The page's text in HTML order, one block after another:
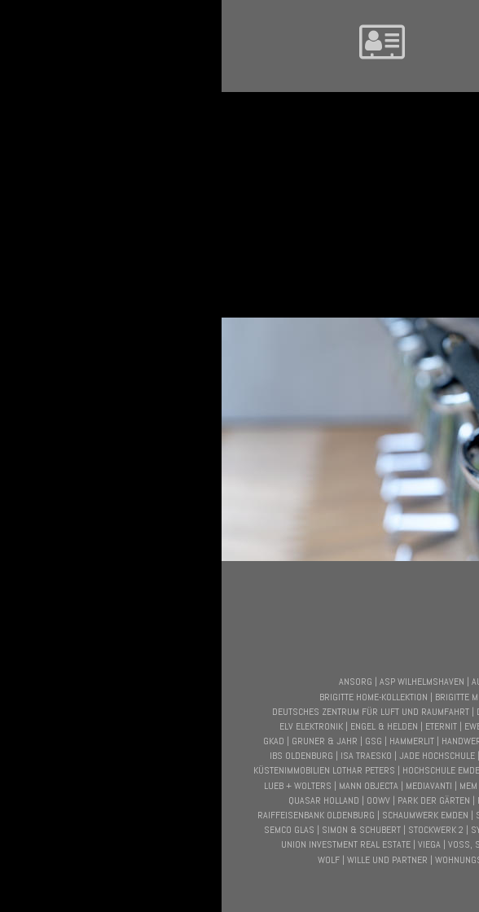
ANSORG | ASP WILHELMSHAVEN |
BRIGITTE HOME-KOLLEKTION | BRIGITTE
DEUTSCHES ZENTRUM FÜR LUFT UND RAUMFAHRT
ELV ELEKTRONIK | ENGEL & HELDEN | ETERNIT |
GKAD | GRUNER & JAHR | GSG | HAMMERLIT |
IBS OLDENBURG | ISA TRAESKO | JADE
KÜSTENIMMOBILIEN LOTHAR PETERS | HOCHSCHULE
LUEB + WOLTERS | MANN OBJECTA | MEDIAVANTI |
QUASAR HOLLAND | OOWV | PARK DER GÄRTEN
RAIFFEISENBANK OLDENBURG | SCHAUMWERK EMDEN
SEMCO GLAS | SIMON & SCHUBERT | STOCKWERK 2 |
UNION INVESTMENT REAL ESTATE | VIEGA |
WOLF | WILLE UND PARTNER |